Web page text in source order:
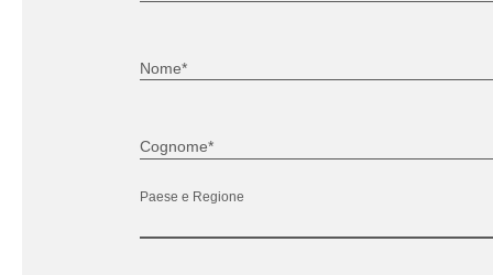
Nome*
Cognome*
Paese e Regione